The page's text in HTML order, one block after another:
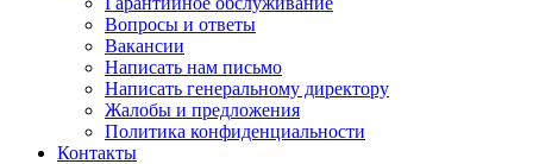
Вопросы и ответы
Вакансии
Написать нам письмо
Написать генеральному директору
Жалобы и предложения
Политика конфиденциальности
Контакты